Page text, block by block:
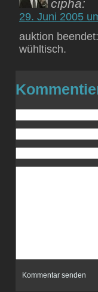
cipha:
29. Juni 2005
auktion
wühltisch.